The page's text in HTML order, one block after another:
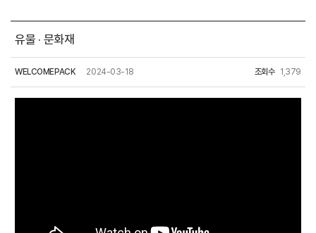
유물 · 문화재
WELCOMEPACK 2024-03-18 조회수 1,379